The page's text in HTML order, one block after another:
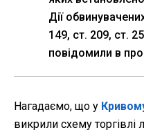
Дії
149, ст. 209, ст.
повідомили в
Нагадаємо, що у
викрили схему торгівлі